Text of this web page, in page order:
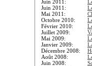
Juin 2011:
Juin 2011:
Mai 2011:
Octobre 2010:
Février 2010:
Juillet 2009:
Mai 2009:
Janvier 2009:
Décembre 2008:
Août 2008:
Juin 2008: